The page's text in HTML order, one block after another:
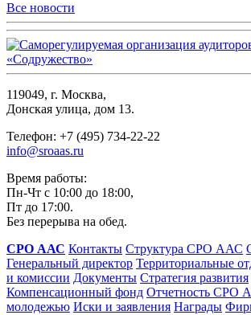
Все новости
119049, г. Москва,
Донская улица, дом 13.
Телефон: +7 (495) 734-22-22
info@sroaas.ru
Время работы:
Пн-Чт с 10:00 до 18:00,
Пт до 17:00.
Без перерыва на обед.
СРО ААС Контакты Структура СРО ААС
Генеральный директор Территориальные
и комиссии Документы Стратегия развития
Компенсационный фонд Отчетность СРО
молодежью Иски и заявления Награды